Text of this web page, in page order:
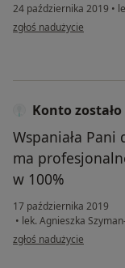
24 października 2019 •
w opinii użytkownika
zgłoś nadużycie
Konto
Wspaniała
ma
w 100%
17 października 2019
• lek. Agnieszka
w opinii użytkownika
zgłoś nadużycie